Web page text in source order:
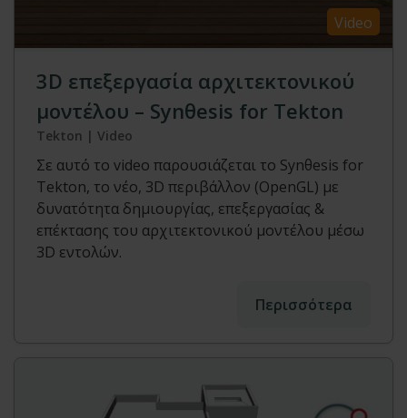
Video
3D επεξεργασία αρχιτεκτονικού
μοντέλου – Synθesis for Tekton
Tekton | Video
Σε αυτό το video παρουσιάζεται το Synθesis for
Tekton, το νέο, 3D περιβάλλον (OpenGL) με
δυνατότητα δημιουργίας, επεξεργασίας &
επέκτασης του αρχιτεκτονικού μοντέλου μέσω
3D εντολών.
Περισσότερα